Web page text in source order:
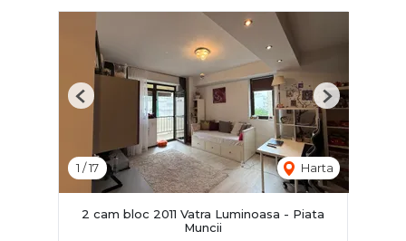
1 /17 Harta
Previous Next
2 cam bloc 2011 Vatra Luminoasa - Piata
Muncii